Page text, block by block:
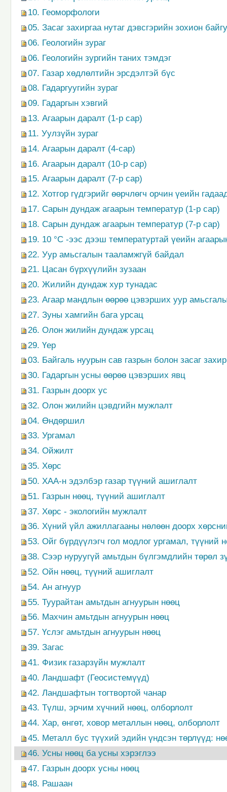
10. Геоморфологи
05. Засаг захиргаа нутаг дэвсгэрийн зохион
06. Геологийн зураг
06. Геологийн зургийн таних тэмдэг
07. Газар хөдлөлтийн эрсдэлтэй бүс
08. Гадаргуугийн зураг
09. Гадаргын хэвгий
13. Агаарын даралт (1-р сар)
11. Уулзүйн зураг
14. Агаарын даралт (4-сар)
16. Агаарын даралт (10-р сар)
15. Агаарын даралт (7-р сар)
12. Хотгор гүдгэрийг өөрчлөгч орчин үеийн
17. Сарын дундаж агаарын температур (1-р сар)
18. Сарын дундаж агаарын температур (7-р сар)
19. 10 °С -ээс дээш температуртай үеийн
22. Уур амьсгалын тааламжгүй байдал
21. Цасан бүрхүүлийн зузаан
20. Жилийн дундаж хур тунадас
23. Агаар мандлын өөрөө цэвэрших уур
27. Зуны хамгийн бага урсац
26. Олон жилийн дундаж урсац
29. Үер
03. Байгаль нуурын сав газрын болон засаг
30. Гадаргын усны өөрөө цэвэрших явц
31. Газрын доорх ус
32. Олон жилийн цэвдгийн мужлалт
04. Өндөршил
33. Ургамал
34. Ойжилт
35. Хөрс
50. ХАА-н эдэлбэр газар түүний ашиглалт
51. Газрын нөөц, түүний ашиглалт
37. Хөрс - экологийн мужлалт
36. Хүний үйл ажиллагааны нөлөөн доорх
53. Ойг бүрдүүлэгч гол модлог ургамал, түүний
38. Сээр нуруугүй амьтдын бүлгэмдлийн төрөл
52. Ойн нөөц, түүний ашиглалт
54. Ан агнуур
55. Туурайтан амьтдын агнуурын нөөц
56. Махчин амьтдын агнуурын нөөц
57. Үслэг амьтдын агнуурын нөөц
39. Загас
41. Физик газарзүйн мужлалт
40. Ландшафт (Геосистемүүд)
42. Ландшафтын тогтвортой чанар
43. Түлш, эрчим хүчний нөөц, олборлолт
44. Хар, өнгөт, ховор металлын нөөц, олборлолт
45. Металл бус түүхий эдийн үндсэн төрлүүд:
46. Усны нөөц ба усны хэрэглээ
47. Газрын доорх усны нөөц
48. Рашаан